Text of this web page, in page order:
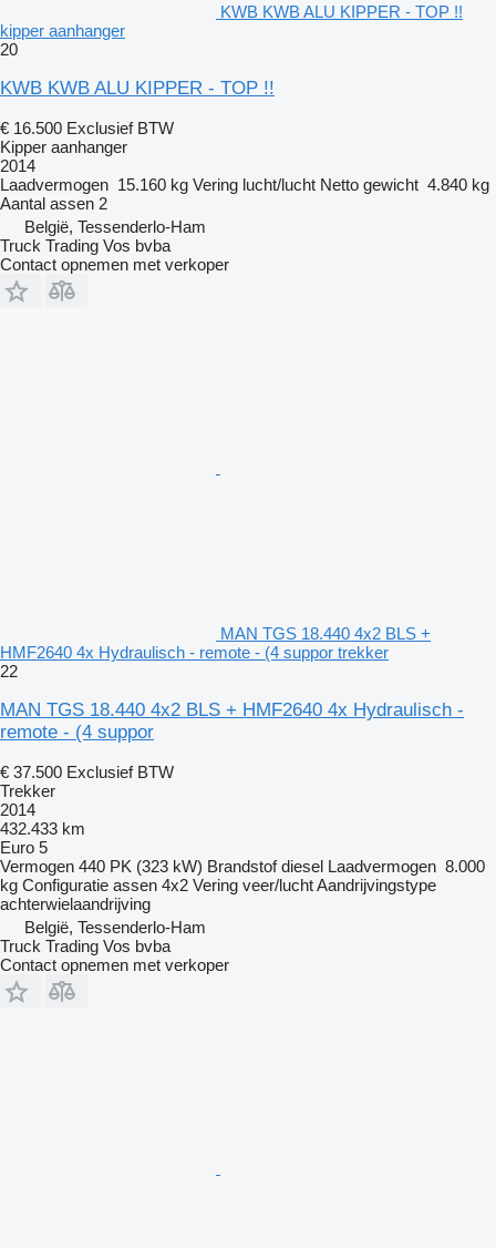
KWB KWB ALU KIPPER - TOP !!
kipper aanhanger
20
KWB KWB ALU KIPPER - TOP !!
€ 16.500 Exclusief BTW
Kipper aanhanger
2014
Laadvermogen 15.160 kg Vering lucht/lucht Netto gewicht 4.840 kg
Aantal assen 2
België, Tessenderlo-Ham
Truck Trading Vos bvba
Contact opnemen met verkoper
MAN TGS 18.440 4x2 BLS +
HMF2640 4x Hydraulisch - remote - (4 suppor trekker
22
MAN TGS 18.440 4x2 BLS + HMF2640 4x Hydraulisch -
remote - (4 suppor
€ 37.500 Exclusief BTW
Trekker
2014
432.433 km
Euro 5
Vermogen 440 PK (323 kW) Brandstof diesel Laadvermogen 8.000
kg Configuratie assen 4x2 Vering veer/luchtAandrijvingstype
achterwielaandrijving
België, Tessenderlo-Ham
Truck Trading Vos bvba
Contact opnemen met verkoper